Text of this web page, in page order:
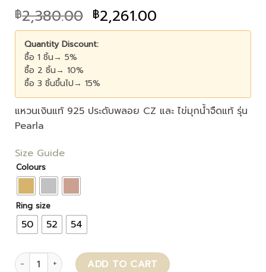
฿2,380.00 ฿2,261.00
Quantity Discount:
ซื้อ 1 ชิ้น→ 5%
ซื้อ 2 ชิ้น→ 10%
ซื้อ 3 ชิ้นขึ้นไป→ 15%
แหวนเงินแท้ 925 ประดับพลอย CZ และ ไข่มุกน้ำจืดแท้ รุ่น
Pearla
Size Guide
Colours
Ring size
50 52 54
Pearla quantity ADD TO CART